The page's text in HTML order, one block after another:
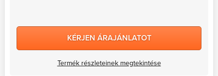
KÉRJEN ÁRAJÁNLATOT
Termék részleteinek megtekintése